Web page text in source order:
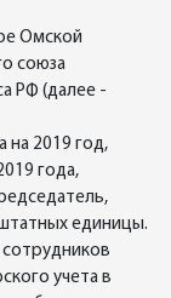
Омской
союза
РФ (далее -
на 2019 год,
года,
единицы.
учета в